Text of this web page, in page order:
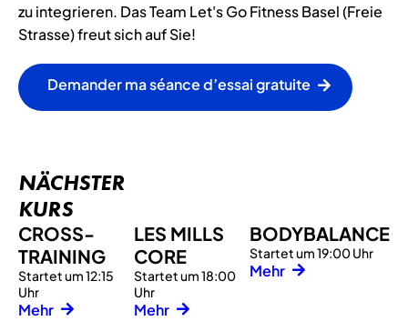
zu integrieren. Das Team Let's Go Fitness Basel (Freie
Strasse) freut sich auf Sie!
Demander ma séance d’essai gratuite
NÄCHSTER
KURS
CROSS-
TRAINING
Startet um 12:15
Uhr
Mehr
LES MILLS
CORE
Startet um 18:00
Uhr
Mehr
BODYBALANCE
Startet um 19:00 Uhr
Mehr